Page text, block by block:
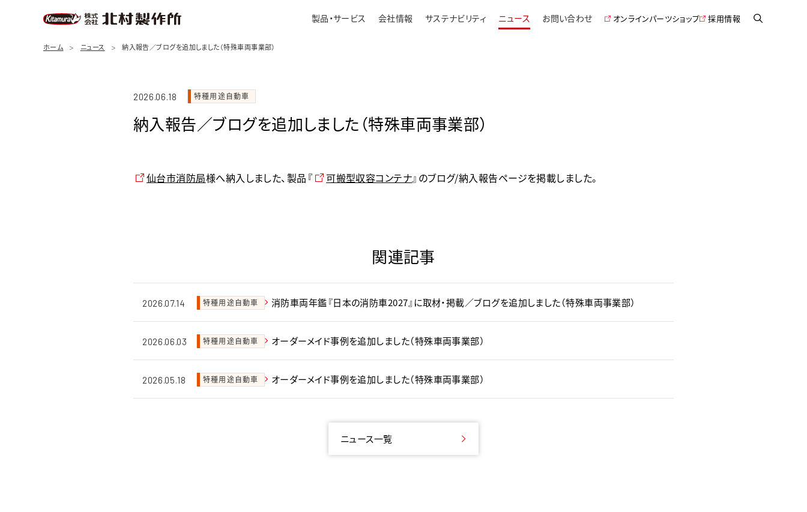
製品・サービス 会社情報 サステナビリティ ニュース お問い合わせ オンラインパーツショップ 採用情報
ホーム ニュース 納入報告／ブログを追加しました（特殊車両事業部）
2026.06.18 特種用途自動車
納入報告／ブログを追加しました（特殊車両事業部）
仙台市消防局様へ納入しました、製品『 可搬型収容コンテナ』のブログ/納入報告ページを掲載しました。
関連記事
2026.07.14 特種用途自動車 消防車両年鑑『日本の消防車2027』に取材・掲載／ブログを追加しました（特殊車両事業部）
2026.06.03 特種用途自動車 オーダーメイド事例を追加しました（特殊車両事業部）
2026.05.18 特種用途自動車 オーダーメイド事例を追加しました（特殊車両事業部）
ニュース一覧